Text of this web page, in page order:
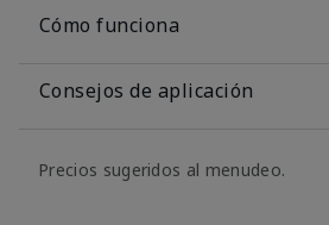
Cómo funciona
Consejos de aplicación
Precios sugeridos al menudeo.